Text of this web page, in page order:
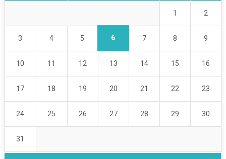
1 2
3 4 5 6 7 8 9
10 11 12 13 14 15 16
17 18 19 20 21 22 23
24 25 26 27 28 29 30
31